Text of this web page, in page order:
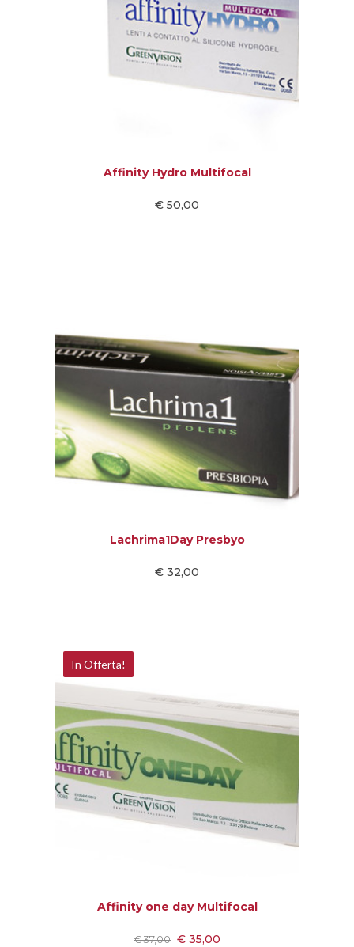
Affinity Hydro Multifocal
€ 50,00
Lachrima1Day Presbyo
€ 32,00
In Offerta!
Affinity one day Multifocal
€ 37,00 € 35,00